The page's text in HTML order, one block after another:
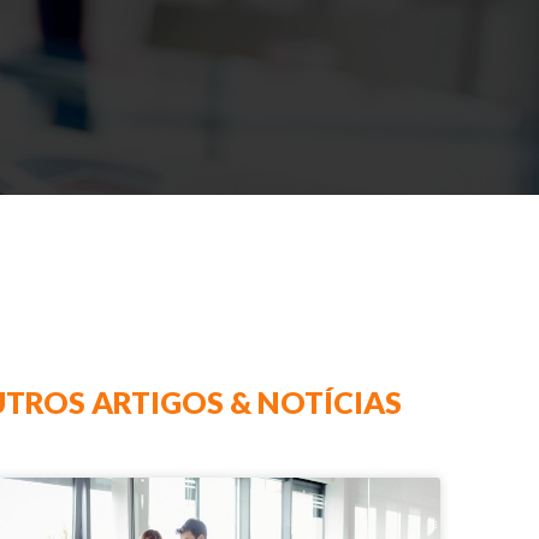
ARTIGOS & NOTÍCIAS